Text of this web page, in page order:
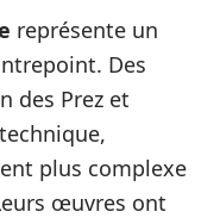
représente un
Des
des Prez et
plus complexe
œuvres ont